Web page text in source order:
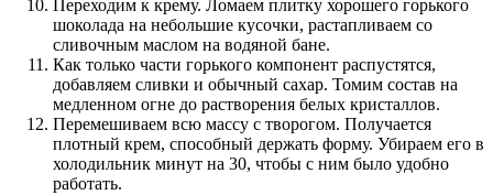
Переходим к крему. Ломаем плитку хорошего горького
шоколада на небольшие кусочки, растапливаем со
сливочным маслом на водяной бане.
Как только части горького компонент распустятся,
добавляем сливки и обычный сахар. Томим состав на
медленном огне до растворения белых кристаллов.
Перемешиваем всю массу с творогом. Получается
плотный крем, способный держать форму. Убираем его в
холодильник минут на 30, чтобы с ним было удобно
работать.